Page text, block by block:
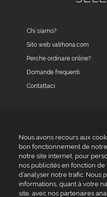
Chi siamo?
Sito web valrhona.com
Perché ordinare online?
Domande frequenti
Contattaci
Servizio clienti
0039 02 82 94
Da lunedì a venerdì dalle 8.30
Nous avons recours aux
bon fonctionnement de
notre site internet, pour
nos publicités en fonction
d’analyser notre trafic. Nous
informations, quant à votre
site, avec nos partenaires